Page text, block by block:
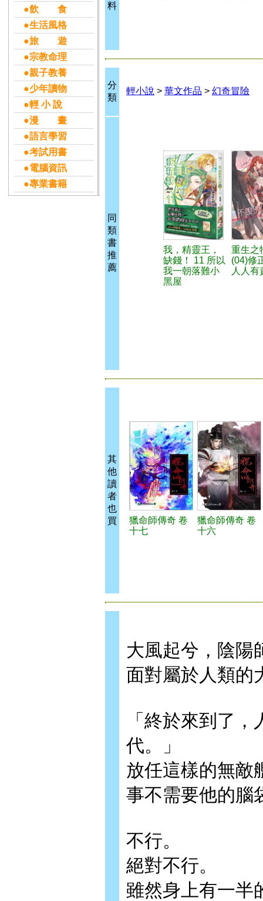
●飲 食
●生活風格
●旅 遊
●宗教命理
●親子教養
●少年讀物
●輕 小 說
●漫 畫
●語言學習
●考試用書
●電腦資訊
●專業書籍
料
分
類
輕小說 > 華文作品 > 幻奇冒險
同
類
書
推
薦
我，精靈王，
缺錢！ 11 所以
我一朝落難小
黑屋
重生之
(04)修
人人有
其
他
讀
者
也
買
獵命師傳奇 卷
十七
獵命師傳奇 卷
十六
大風起兮，陰陽
面對屬於人類的
「終於來到了
代。」
放任這樣的無敵
事不需要他的腦
不行。
絕對不行。
雖然身上有一半